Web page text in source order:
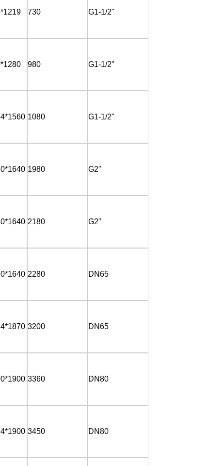
730 G1-1/2"
980 G1-1/2"
1080 G1-1/2"
1980 G2"
2180 G2"
2280 DN65
3200 DN65
3360 DN80
3450 DN80